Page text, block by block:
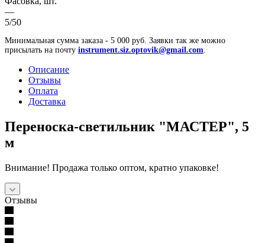
—
5/50
Минимальная сумма заказа - 5 000 руб. Заявки так же можно
присылать на почту instrument.siz.optovik@gmail.com
Описание
Отзывы
Оплата
Доставка
Переноска-светильник "МАСТЕР", 5
м
Внимание! Продажа только оптом, кратно упаковке!
Отзывы